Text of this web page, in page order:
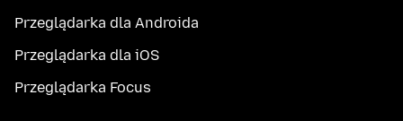
Przeglądarka dla Androida
Przeglądarka dla iOS
Przeglądarka Focus